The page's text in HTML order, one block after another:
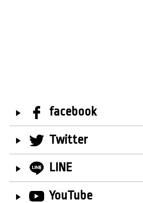
facebook
Twitter
LINE
YouTube